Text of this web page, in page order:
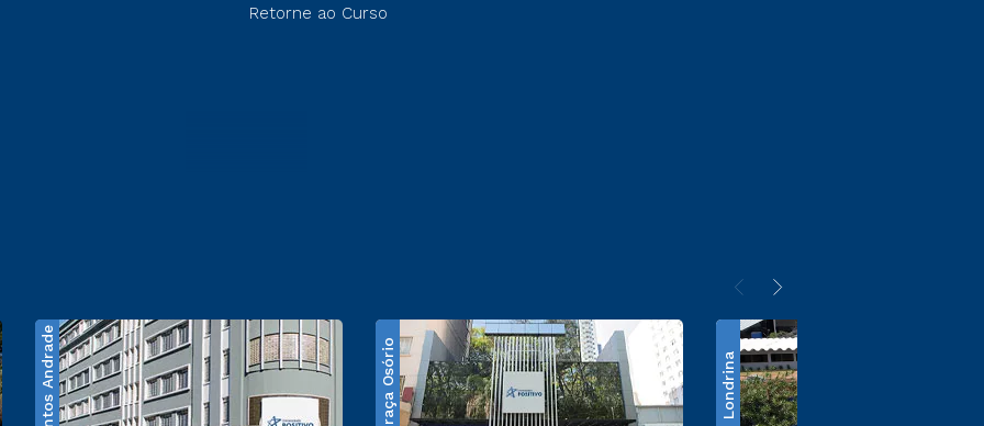
Retorne ao Curso
Santos Andrade Praça Osório Londrina